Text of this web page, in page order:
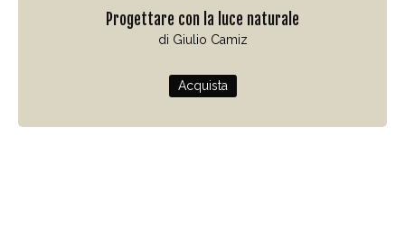
Progettare con la luce naturale
di Giulio Camiz
Acquista